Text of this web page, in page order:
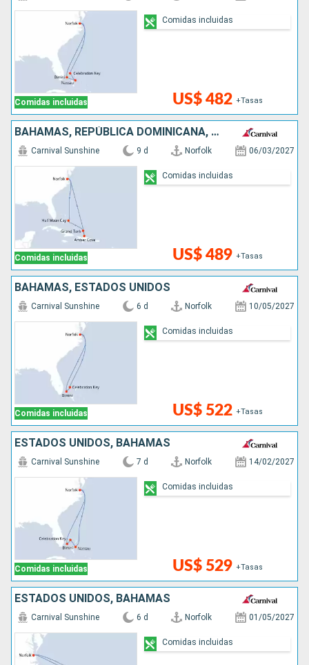
Comidas incluidas US$ 482 +Tasas
Comidas incluidas
BAHAMAS, REPÚBLICA DOMINICANA, ESTADOS UNIDOS
Comidas incluidas
Carnival Sunshine 9 d Norfolk 06/03/2027
US$ 489 +Tasas
Comidas incluidas
BAHAMAS, ESTADOS UNIDOS
Comidas incluidas
Carnival Sunshine 6 d Norfolk 10/05/2027
US$ 522 +Tasas
Comidas incluidas
ESTADOS UNIDOS, BAHAMAS
Comidas incluidas
Carnival Sunshine 7 d Norfolk 14/02/2027
US$ 529 +Tasas
Comidas incluidas
ESTADOS UNIDOS, BAHAMAS
Carnival Sunshine 6 d Norfolk 01/05/2027
Comidas incluidas